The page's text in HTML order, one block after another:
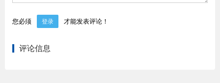
您必须 登录 才能发表评论！
评论信息